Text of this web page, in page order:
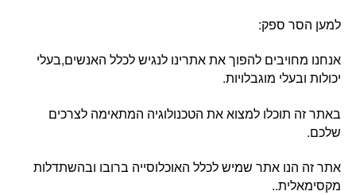
למען הסר ספק:
אנחנו מחויבים להפוך את אתרינו לנגיש לכלל האנשים,בעלי
יכולות ובעלי מוגבלויות.
באתר זה תוכלו למצוא את הטכנולוגיה המתאימה לצרכים
שלכם.
אתר זה הנו אתר שמיש לכלל האוכלוסייה ברובו ובהשתדלות
מקסימאלית..